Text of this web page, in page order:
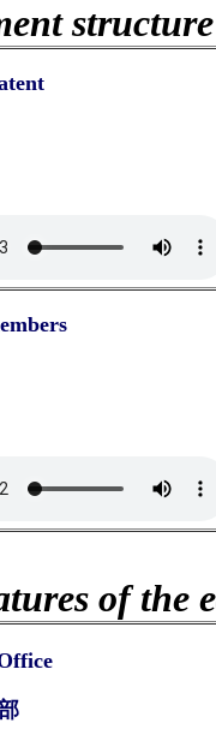
of the